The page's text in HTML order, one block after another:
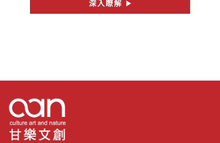
深入瞭解